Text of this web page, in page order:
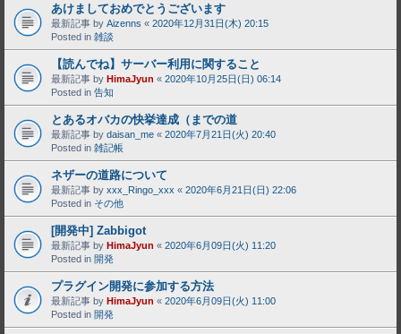
あけましておめでとうございます
最新記事 by Aizenns « 2020年12月31日(木) 20:15
Posted in 雑談
【読んでね】サーバー利用に関すること
最新記事 by HimaJyun « 2020年10月25日(日) 06:14
Posted in 告知
とあるオバカの快挙達成（までの道
最新記事 by daisan_me « 2020年7月21日(火) 20:40
Posted in 雑記帳
ネザーの道路について
最新記事 by xxx_Ringo_xxx « 2020年6月21日(日) 22:06
Posted in その他
[開発中] Zabbigot
最新記事 by HimaJyun « 2020年6月09日(火) 11:20
Posted in 開発
プラグイン開発に参加する方法
最新記事 by HimaJyun « 2020年6月09日(火) 11:00
Posted in 開発